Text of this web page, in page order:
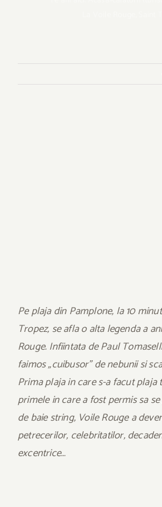
Pe plaja din Pamplone, la 10
Tropez, se afla o alta legenda a
Rouge. Infiintata de Paul
faimos „cuibusor” de nebunii si
Prima plaja in care s-a facut plaja
primele in care a fost permis sa
de baie string, Voile Rouge a
petrecerilor, celebritatilor,
excentrice…